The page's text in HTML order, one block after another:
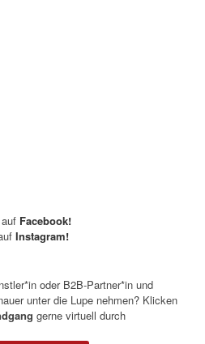
Facebook!
Instagram!
oder B2B-Partner*in und
unter die Lupe nehmen? Klicken
gerne virtuell durch